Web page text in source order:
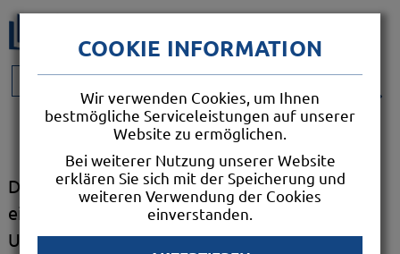
SPENDEN
SHOP
EINHEITSÜBERSETZUNG
Die Einheitsübersetzung ist die offizielle
einheitliche Bibelübersetzung für Liturgie,
Unterricht, Seelsorge, Spiritualität und private
COOKIE INFORMATION
Wir verwenden Cookies, um Ihnen
bestmögliche Serviceleistungen auf unserer
Website zu ermöglichen.
Bei weiterer Nutzung unserer Website
erklären Sie sich mit der Speicherung und
weiteren Verwendung der Cookies
einverstanden.